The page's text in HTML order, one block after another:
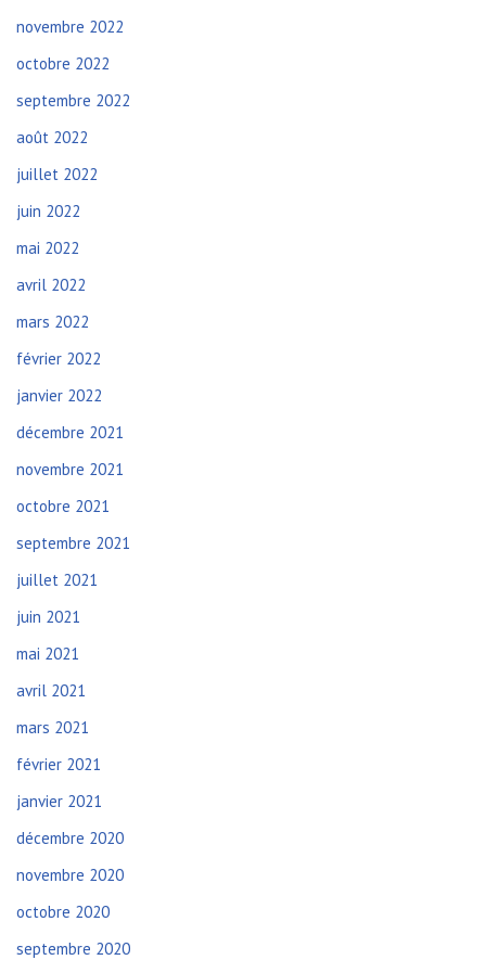
novembre 2022
octobre 2022
septembre 2022
août 2022
juillet 2022
juin 2022
mai 2022
avril 2022
mars 2022
février 2022
janvier 2022
décembre 2021
novembre 2021
octobre 2021
septembre 2021
juillet 2021
juin 2021
mai 2021
avril 2021
mars 2021
février 2021
janvier 2021
décembre 2020
novembre 2020
octobre 2020
septembre 2020